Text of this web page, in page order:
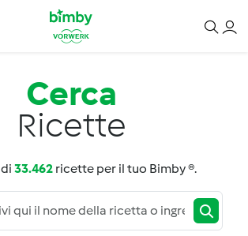
Cerca
Ricette
33.462 ricette per il tuo Bimby ®.